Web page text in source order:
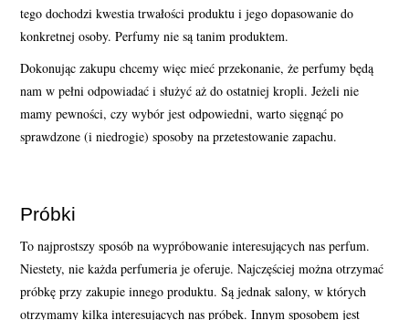
tego dochodzi kwestia trwałości produktu i jego dopasowanie do
konkretnej osoby. Perfumy nie są tanim produktem.
Dokonując zakupu chcemy więc mieć przekonanie, że perfumy będą
nam w pełni odpowiadać i służyć aż do ostatniej kropli. Jeżeli nie
mamy pewności, czy wybór jest odpowiedni, warto sięgnąć po
sprawdzone (i niedrogie) sposoby na przetestowanie zapachu.
Próbki
To najprostszy sposób na wypróbowanie interesujących nas perfum.
Niestety, nie każda perfumeria je oferuje. Najczęściej można otrzymać
próbkę przy zakupie innego produktu. Są jednak salony, w których
otrzymamy kilka interesujących nas próbek. Innym sposobem jest